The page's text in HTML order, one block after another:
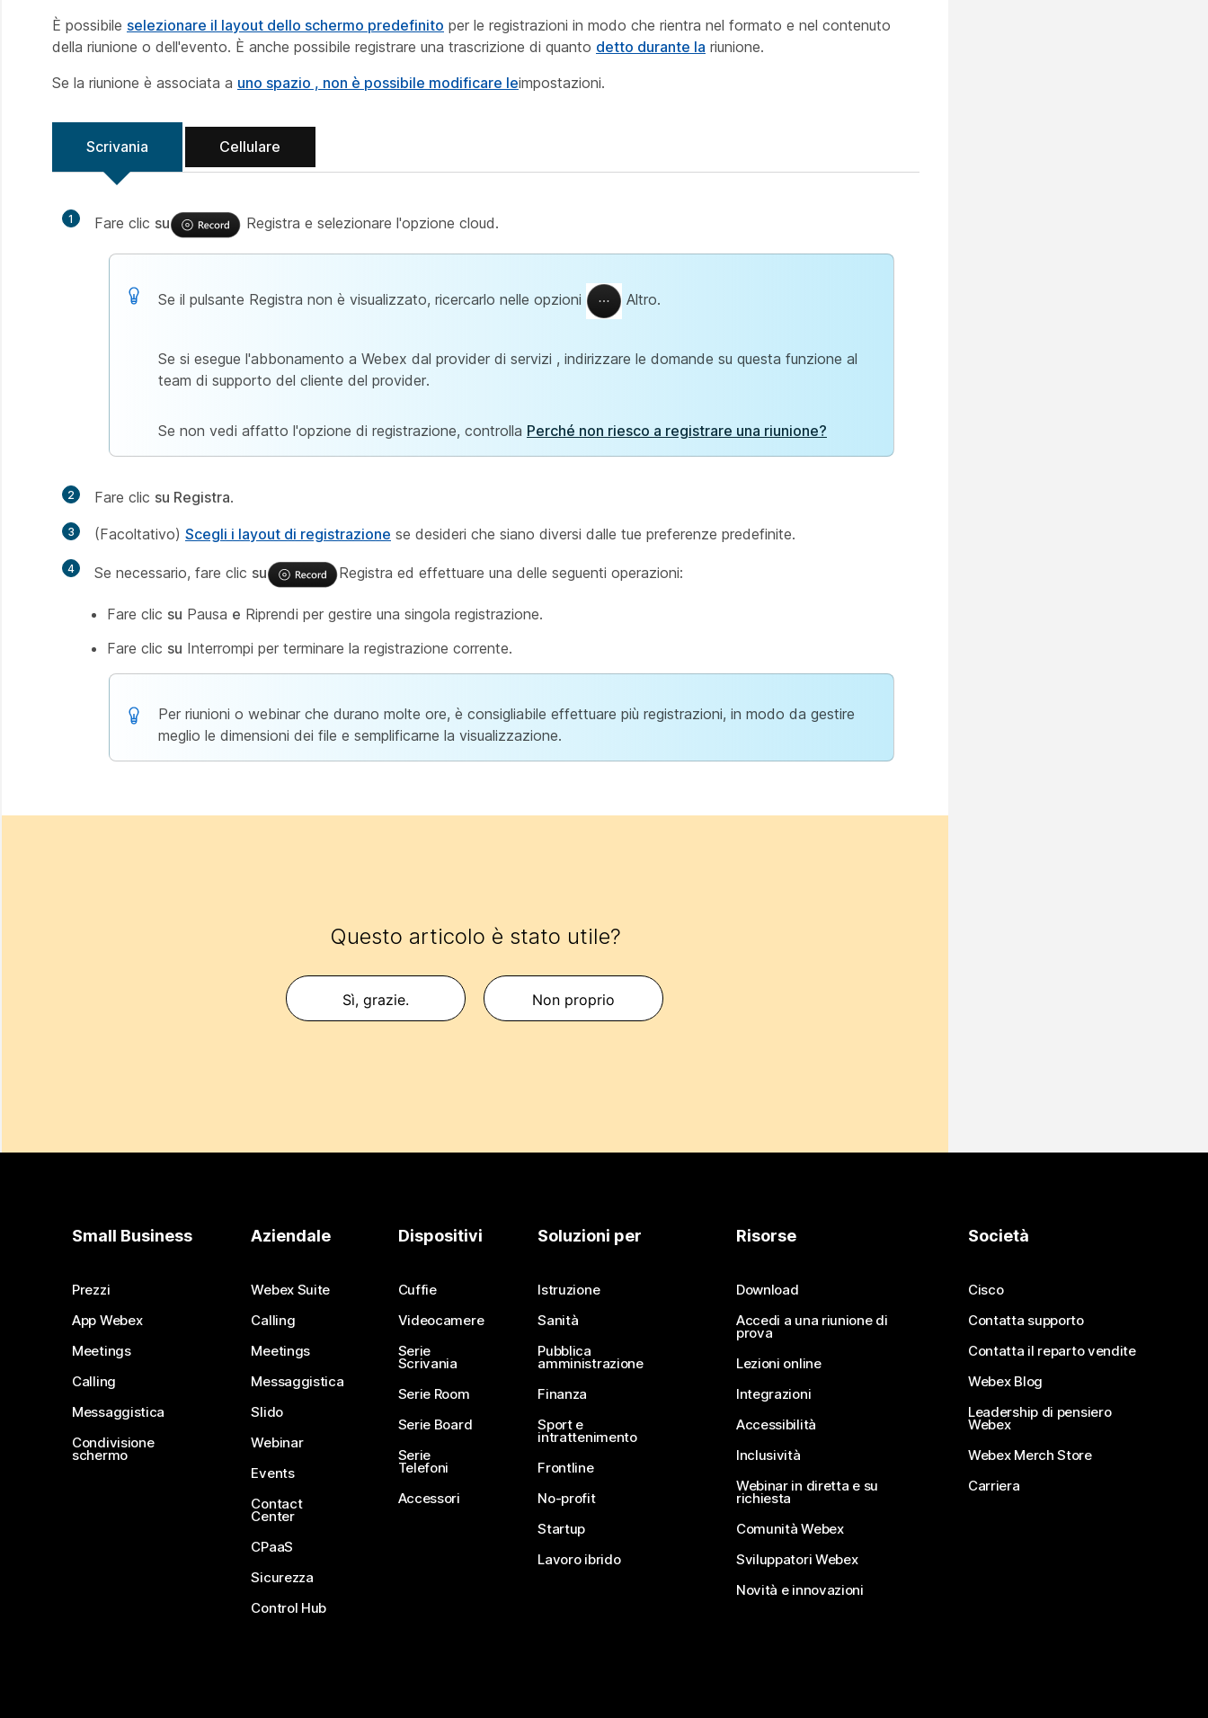
È possibile selezionare il layout dello schermo predefinito per le registrazioni in modo che rientra nel formato e nel contenuto
della riunione o dell'evento. È anche possibile registrare una trascrizione di quanto detto durante la riunione.
Se la riunione è associata a uno spazio , non è possibile modificare leimpostazioni.
Scrivania Cellulare
1 Fare clic su Registra e selezionare l'opzione cloud.
Se il pulsante Registra non è visualizzato, ricercarlo nelle opzioni Altro.
Se si esegue l'abbonamento a Webex dal provider di servizi , indirizzare le domande su questa funzione al
team di supporto del cliente del provider.
Se non vedi affatto l'opzione di registrazione, controlla Perché non riesco a registrare una riunione?
2 Fare clic su Registra.
3 (Facoltativo) Scegli i layout di registrazione se desideri che siano diversi dalle tue preferenze predefinite.
4 Se necessario, fare clic su Registra ed effettuare una delle seguenti operazioni:
Fare clic su Pausa e Riprendi per gestire una singola registrazione.
Fare clic su Interrompi per terminare la registrazione corrente.
Per riunioni o webinar che durano molte ore, è consigliabile effettuare più registrazioni, in modo da gestire
meglio le dimensioni dei file e semplificarne la visualizzazione.
Questo articolo è stato utile?
Sì, grazie. Non proprio
Small Business
Prezzi
App Webex
Meetings
Calling
Messaggistica
Condivisione
schermo
Aziendale
Webex Suite
Calling
Meetings
Messaggistica
Slido
Webinar
Events
Contact
Center
CPaaS
Sicurezza
Control Hub
Dispositivi
Cuffie
Videocamere
Serie
Scrivania
Serie Room
Serie Board
Serie
Telefoni
Accessori
Soluzioni per
Istruzione
Sanità
Pubblica
amministrazione
Finanza
Sport e
intrattenimento
Frontline
No-profit
Startup
Lavoro ibrido
Risorse
Download
Accedi a una riunione di
prova
Lezioni online
Integrazioni
Accessibilità
Inclusività
Webinar in diretta e su
richiesta
Comunità Webex
Sviluppatori Webex
Novità e innovazioni
Società
Cisco
Contatta supporto
Contatta il reparto vendite
Webex Blog
Leadership di pensiero
Webex
Webex Merch Store
Carriera